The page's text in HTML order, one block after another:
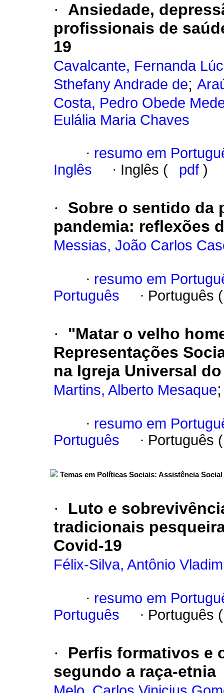
·
Ansiedade,
profissionais de
19
Cavalcante, Fernanda
Sthefany Andrade de;
Costa, Pedro Obede
Eulália Maria Chaves
· resumo em
Inglês
· Inglês ( pdf )
·
Sobre o sentido da
pandemia: reflexões
Messias, João Carlos
· resumo em
Português
· Português
·
"Matar o velho
Representações
na Igreja Universal
Martins, Alberto Mesaque
· resumo em
Português
· Português
Temas em Políticas Sociais: Assistência
·
Luto e
tradicionais
Covid-19
Félix-Silva, Antônio
· resumo em
Português
· Português
·
Perfis formativos e
segundo a raça-etnia